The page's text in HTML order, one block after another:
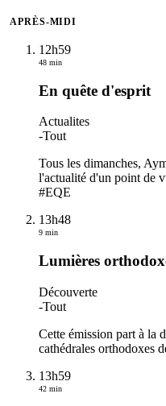
APRÈS-MIDI
12h59
48 min
En quête d'esprit
Actualites
-Tout
Tous les dimanches,
l'actualité d'un point de
#EQE
13h48
9 min
Lumières
Découverte
-Tout
Cette émission part à la
cathédrales orthodoxes
13h59
42 min